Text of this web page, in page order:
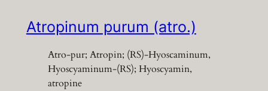
Atropinum purum (atro.)
Atro-pur; Atropin; (RS)-Hyoscaminum,
Hyoscyaminum-(RS); Hyoscyamin,
atropine